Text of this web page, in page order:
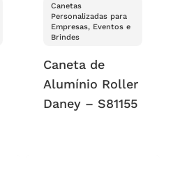
Canetas
Personalizadas para
Empresas, Eventos e
Brindes
Caneta de
Alumínio Roller
Daney – S81155